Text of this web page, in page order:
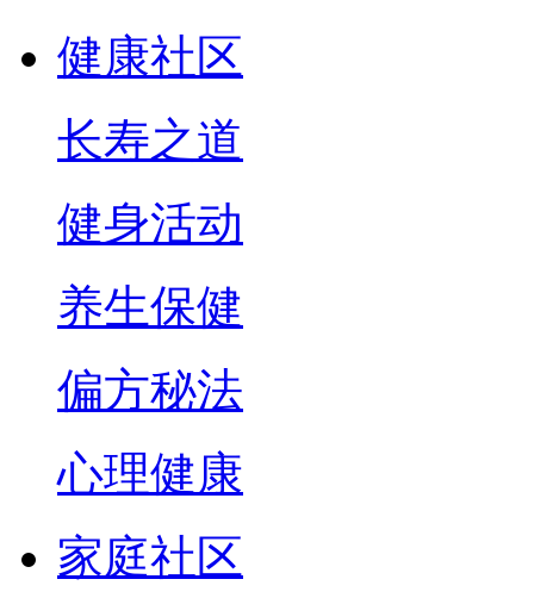
健康社区
长寿之道
健身活动
养生保健
偏方秘法
心理健康
家庭社区